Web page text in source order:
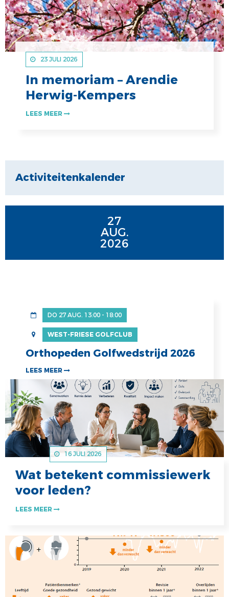
23 JULI 2026
In memoriam – Arendie
Herwig-Kempers
LEES MEER
Activiteitenkalender
27
AUG.
2026
DO 27 AUG. 13:00 - 18:00
WEST-FRIESE GOLFCLUB
Orthopeden Golfwedstrijd 2026
LEES MEER
16 JULI 2026
Wat betekent commissiewerk
voor leden?
LEES MEER